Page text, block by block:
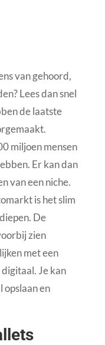
van gehoord,
Lees dan snel
de laatste
miljoen mensen
Er kan dan
van een niche.
is het slim
De
zien
met een
Je kan
opslaan en